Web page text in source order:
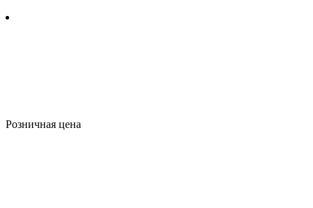
Розничная цена